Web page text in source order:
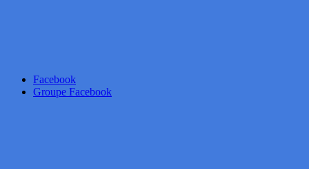
Facebook
Groupe Facebook